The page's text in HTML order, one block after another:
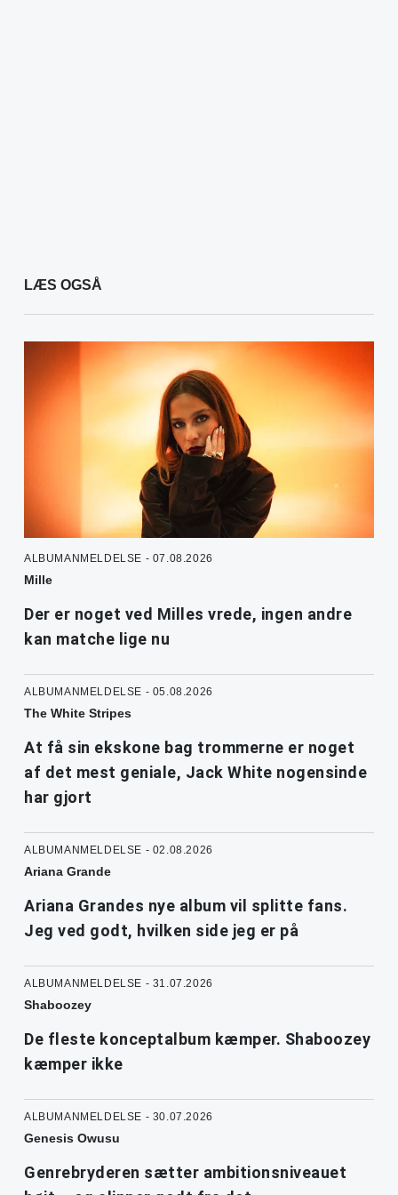
LÆS OGSÅ
ALBUMANMELDELSE - 07.08.2026
Mille
Der er noget ved Milles vrede, ingen andre
kan matche lige nu
ALBUMANMELDELSE - 05.08.2026
The White Stripes
At få sin ekskone bag trommerne er noget
af det mest geniale, Jack White nogensinde
har gjort
ALBUMANMELDELSE - 02.08.2026
Ariana Grande
Ariana Grandes nye album vil splitte fans.
Jeg ved godt, hvilken side jeg er på
ALBUMANMELDELSE - 31.07.2026
Shaboozey
De fleste konceptalbum kæmper. Shaboozey
kæmper ikke
ALBUMANMELDELSE - 30.07.2026
Genesis Owusu
Genrebryderen sætter ambitionsniveauet